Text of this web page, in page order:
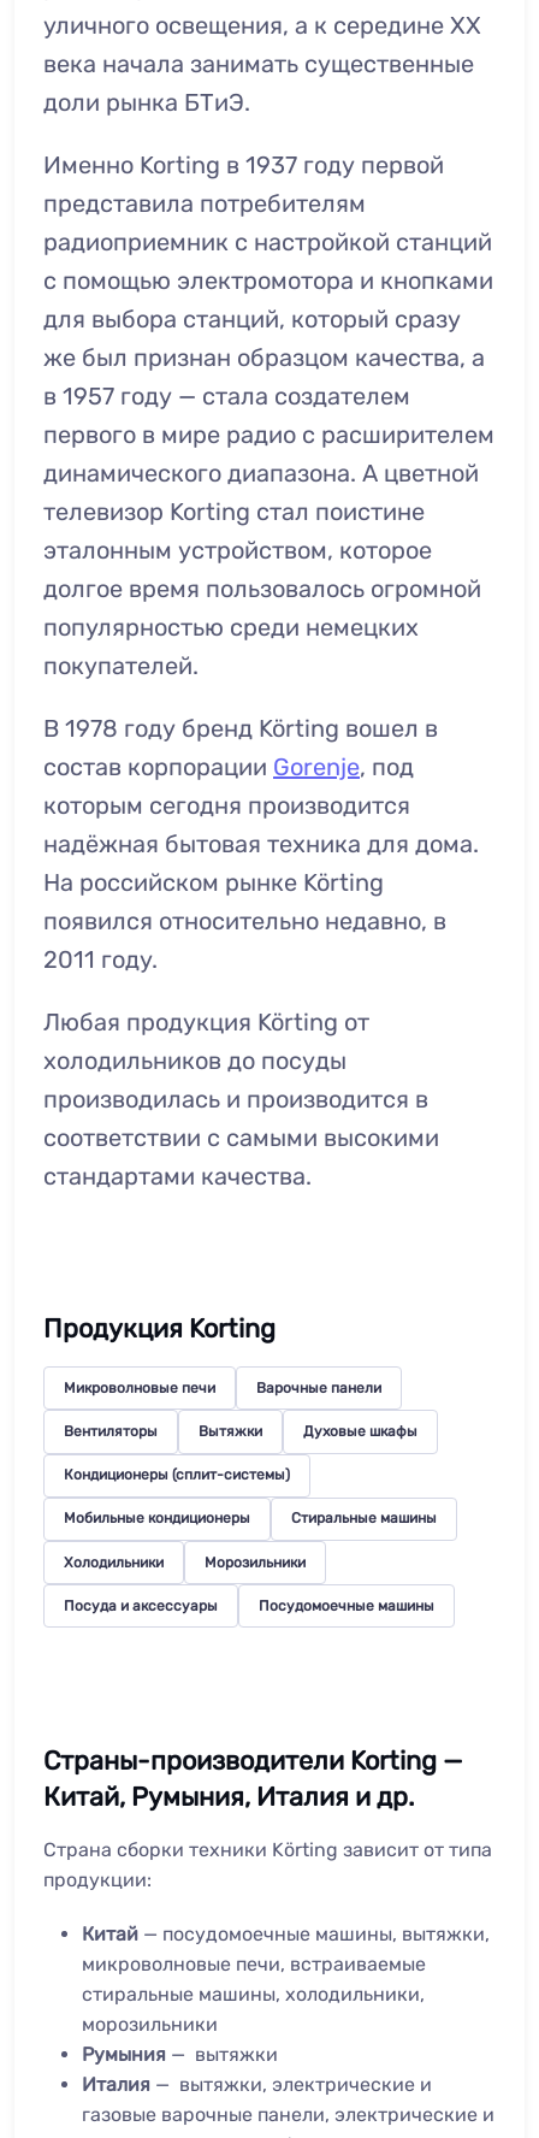
уличного освещения, а к середине ХХ
века начала занимать существенные
доли рынка БТиЭ.
Именно Korting в 1937 году первой
представила потребителям
радиоприемник с настройкой станций
с помощью электромотора и кнопками
для выбора станций, который сразу
же был признан образцом качества, а
в 1957 году — стала создателем
первого в мире радио с расширителем
динамического диапазона. А цветной
телевизор Korting стал поистине
эталонным устройством, которое
долгое время пользовалось огромной
популярностью среди немецких
покупателей.
В 1978 году бренд Körting вошел в
состав корпорации Gorenje, под
которым сегодня производится
надёжная бытовая техника для дома.
На российском рынке Körting
появился относительно недавно, в
2011 году.
Любая продукция Körting от
холодильников до посуды
производилась и производится в
соответствии с самыми высокими
стандартами качества.
Продукция Korting
Микроволновые печи Варочные панели
Вентиляторы Вытяжки Духовые шкафы
Кондиционеры (сплит-системы)
Мобильные кондиционеры Стиральные машины
Холодильники Морозильники
Посуда и аксессуары Посудомоечные машины
Страны-производители Korting —
Китай, Румыния, Италия и др.
Страна сборки техники Körting зависит от типа
продукции:
Китай — посудомоечные машины, вытяжки,
микроволновые печи, встраиваемые
стиральные машины, холодильники,
морозильники
Румыния — вытяжки
Италия — вытяжки, электрические и
газовые варочные панели, электрические и